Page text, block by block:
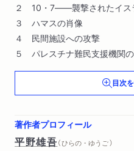
２ 10・7――襲撃されたイス
３ ハマスの肖像
４ 民間施設への攻撃
５ パレスチナ難民支援機関
６ 破壊される文化、 消され
７ 狙われる地元ジャーナリ
８ 隠された人権侵害――イス
10 ホロコーストから10・7ハ
目次
著作者プロフィール
平野雄吾（ ひらの・ゆうご ）